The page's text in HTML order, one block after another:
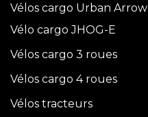
Vélos cargo Urban Arrow
Vélo cargo JHOG-E
Vélos cargo 3 roues
Vélos cargo 4 roues
Vélos tracteurs